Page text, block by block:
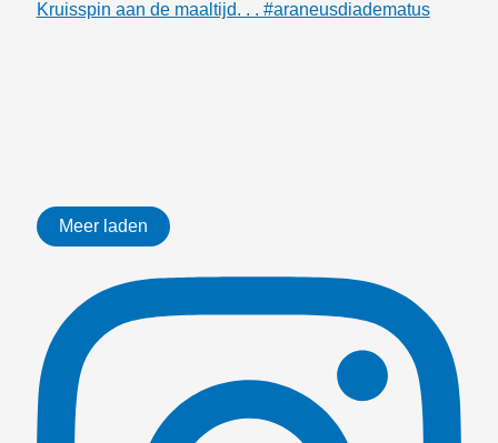
Kruisspin aan de maaltijd. . . #araneusdiadematus
Meer laden